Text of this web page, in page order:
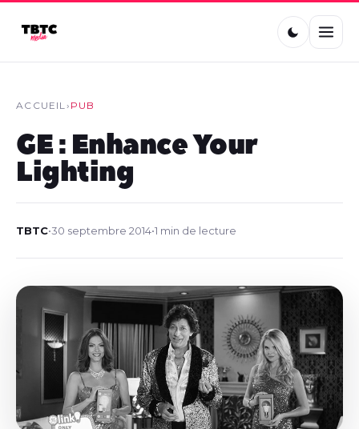
ACCUEIL› PUB
GE : Enhance Your
Lighting
TBTC•30 septembre 2014•1 min de lecture